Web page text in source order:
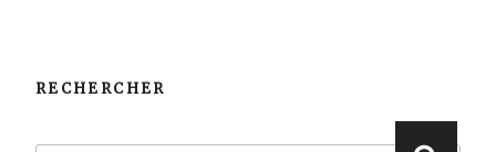
RECHERCHER
Recherche